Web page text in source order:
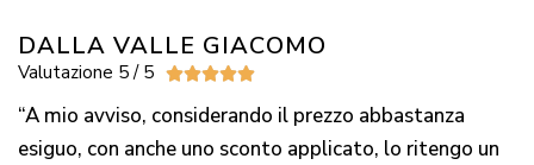
DALLA VALLE GIACOMO
Valutazione 5 / 5 
“A mio avviso, considerando il prezzo abbastanza
esiguo, con anche uno sconto applicato, lo ritengo un